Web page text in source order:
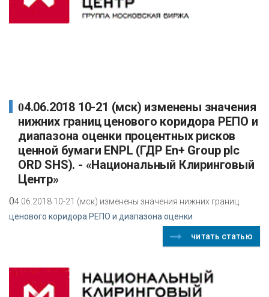
04.06.2018 10-21 (мск) изменены значения
нижних границ ценового коридора РЕПО и
диапазона оценки процентных рисков
ценной бумаги ENPL (ГДР En+ Group plc
ORD SHS). - «Национальный Клиринговый
Центр»
04.06.2018 10-21 (мск) изменены значения нижних границ
ценового коридора РЕПО и диапазона оценки
читать статью